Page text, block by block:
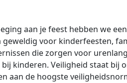
aan je feest hebben we
geweldig voor kinderfeesten,
die zorgen voor
kinderen. Veiligheid staat bij
aan de hoogste